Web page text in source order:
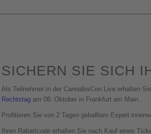
SICHERN SIE SICH
Als Teilnehmer:in der CannabisCon Live erhalten Sie
Rechtstag am 08. Oktober in Frankfurt am Main.
Profitieren Sie von 2 Tagen geballtem
Ihren Rabattcode erhalten Sie nach Kauf eines